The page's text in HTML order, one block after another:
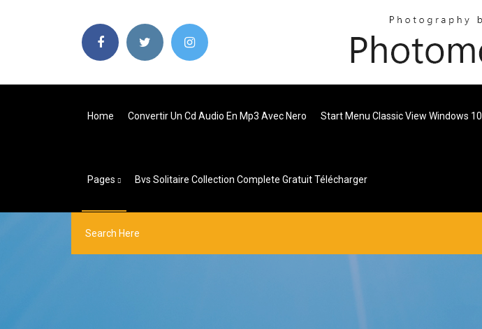
Home Convertir Un Cd Audio En Mp3 Avec Nero Start Menu Classic View Windows 10
Pages Bvs Solitaire Collection Complete Gratuit Télécharger